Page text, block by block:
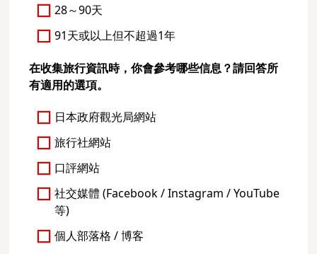
28～90天
91天或以上但不超過1年
在收集旅行資訊時，你會參考哪些信息？請回答所
有適用的選項。
日本政府觀光局網站
旅行社網站
口評網站
社交媒體 (Facebook / Instagram / YouTube
等)
個人部落格 / 博客